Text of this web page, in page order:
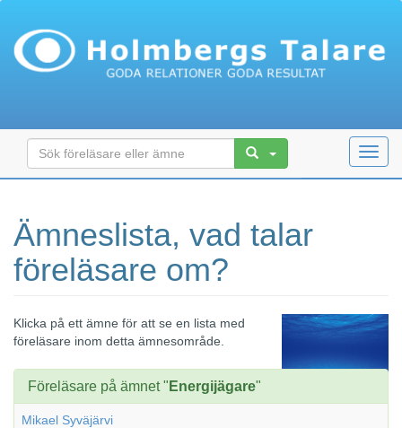
Ämneslista, vad talar
föreläsare om?
Klicka på ett ämne för att se en lista med
föreläsare inom detta ämnesområde.
Föreläsare på ämnet " Energijägare"
Mikael Syväjärvi